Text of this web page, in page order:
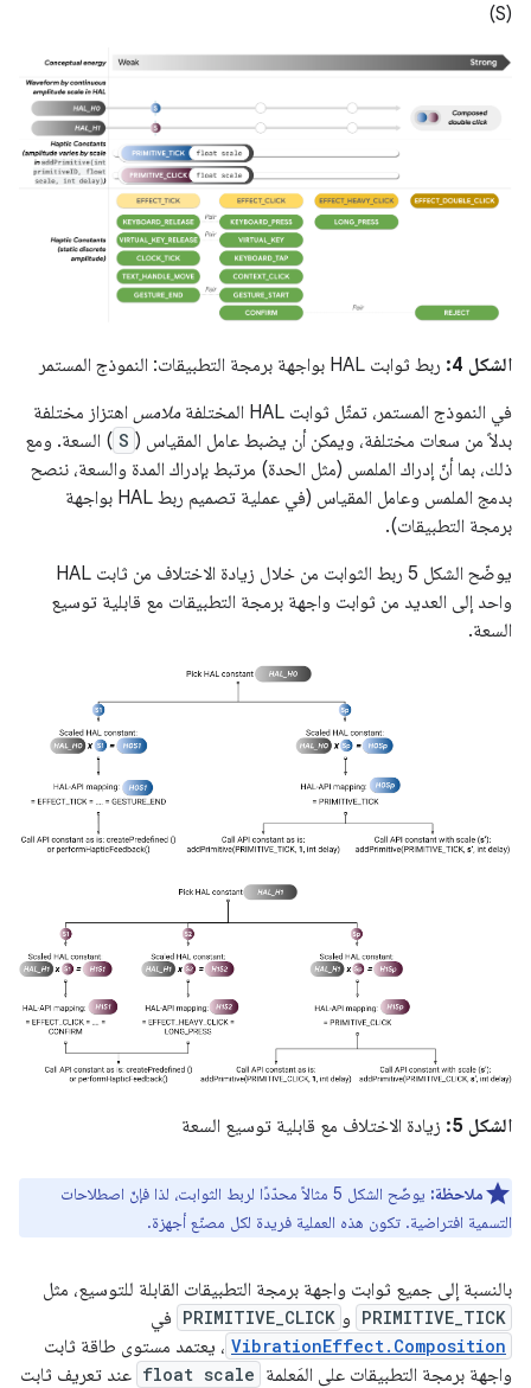
(S)
الشكل 4:
ربط ثوابت HAL بواجهة برمجة التطبيقات: النموذج المستمر
في النموذج المستمر، تمثّل ثوابت HAL المختلفة
ملامس اهتزاز مختلفة
بدلاً من سعات مختلفة، ويمكن أن يضبط عامل المقياس ( S ) السعة. ومع
ذلك، بما أنّ إدراك الملمس (مثل الحدة) مرتبط بإدراك المدة والسعة، ننصح
بدمج الملمس وعامل المقياس (في عملية تصميم ربط HAL بواجهة
برمجة التطبيقات).
يوضّح الشكل 5 ربط الثوابت من خلال زيادة الاختلاف من ثابت HAL
واحد إلى العديد من ثوابت واجهة برمجة التطبيقات مع قابلية توسيع
السعة.
الشكل 5: زيادة الاختلاف مع قابلية توسيع السعة
ملاحظة:
يوضّح الشكل 5 مثالاً محدّدًا لربط الثوابت، لذا فإنّ اصطلاحات
التسمية افتراضية. تكون هذه العملية فريدة لكل مصنّع أجهزة.
بالنسبة إلى جميع ثوابت واجهة برمجة التطبيقات القابلة للتوسيع، مثل
PRIMITIVE_TICK و PRIMITIVE_CLICK في
VibrationEffect.Composition ، يعتمد مستوى طاقة ثابت
واجهة برمجة التطبيقات على المَعلمة float scale عند تعريف ثابت